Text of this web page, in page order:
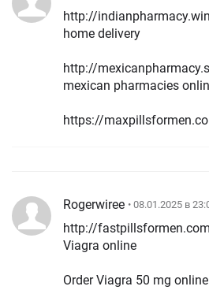
http://
home delivery
http://
mexican pharmacies
https://
Rogerwiree • 08.01.2025 в
http://
Viagra online
Order Viagra 50 mg online